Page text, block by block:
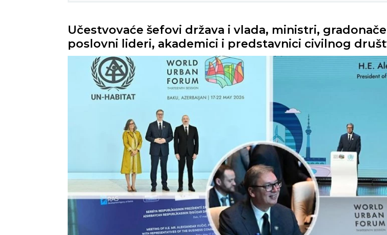
Učestvovaće šefovi država i vlada, ministri,
poslovni lideri, akademici i predstavnici civilnog